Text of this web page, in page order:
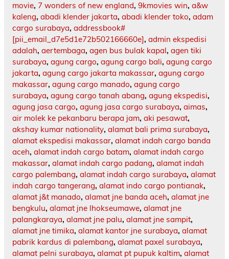
movie, 7 wonders of new england, 9kmovies win, a&w
kaleng, abadi klender jakarta, abadi klender toko, adam
cargo surabaya, addressbook#
[pii_email_d7e5d1e72b502166660e], admin ekspedisi
adalah, aertembaga, agen bus bulak kapal, agen tiki
surabaya, agung cargo, agung cargo bali, agung cargo
jakarta, agung cargo jakarta makassar, agung cargo
makassar, agung cargo manado, agung cargo
surabaya, agung cargo tanah abang, agung ekspedisi,
agung jasa cargo, agung jasa cargo surabaya, aimas,
air molek ke pekanbaru berapa jam, aki pesawat,
akshay kumar nationality, alamat bali prima surabaya,
alamat ekspedisi makassar, alamat indah cargo banda
aceh, alamat indah cargo batam, alamat indah cargo
makassar, alamat indah cargo padang, alamat indah
cargo palembang, alamat indah cargo surabaya, alamat
indah cargo tangerang, alamat indo cargo pontianak,
alamat j&t manado, alamat jne banda aceh, alamat jne
bengkulu, alamat jne lhokseumawe, alamat jne
palangkaraya, alamat jne palu, alamat jne sampit,
alamat jne timika, alamat kantor jne surabaya, alamat
pabrik kardus di palembang, alamat paxel surabaya,
alamat pelni surabaya, alamat pt pupuk kaltim, alamat